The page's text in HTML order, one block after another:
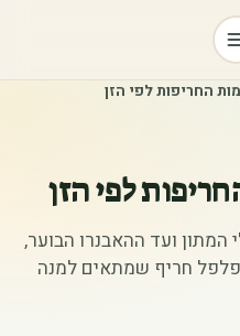
החריפות לפי הזן
לפי הזן
ועד ההאבנרו הבוער,
פלפל חריף שמתאים למנה